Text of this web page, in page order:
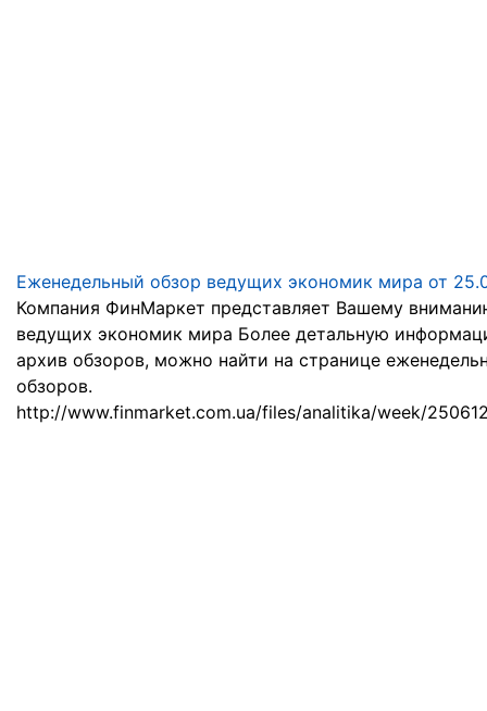
Еженедельный обзор ведущих экономик мира от
Компания ФинМаркет представляет Вашему
ведущих экономик мира Более детальную
архив обзоров, можно найти на странице
обзоров.
http://www.finmarket.com.ua/files/analitika/week/